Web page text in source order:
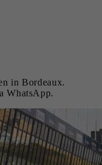
inBordeaux.
WhatsApp.